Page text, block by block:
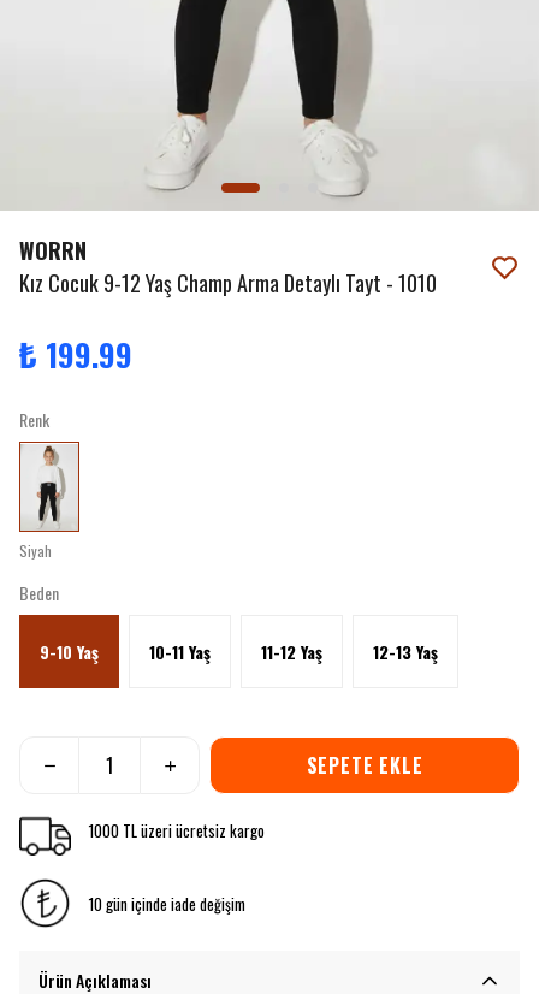
WORRN
Kız Cocuk 9-12 Yaş Champ Arma Detaylı Tayt - 1010
₺ 199.99
Renk
Siyah
Beden
9-10 Yaş 10-11 Yaş 11-12 Yaş 12-13 Yaş
SEPETE EKLE
1000 TL üzeri ücretsiz kargo
10 gün içinde iade değişim
Ürün Açıklaması